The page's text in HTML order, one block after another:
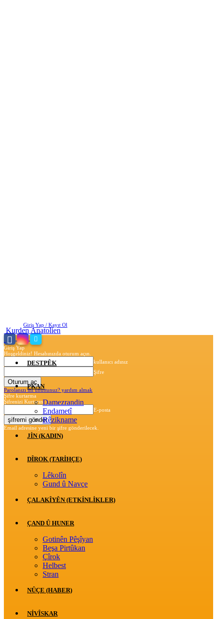
Giriş Yap / Kayıt Ol
Giriş Yap
Hoşgeldiniz! Hesabınızda oturum açın.
kullanıcı adınız
Şifre
Parolanızı mı unuttunuz? yardım almak
Şifre kurtarma
Şifrenizi Kurtarın
E-posta
Email adresine yeni bir şifre gönderilecek.
Kurden Anatolien
DESTPÊK
PKAN
Damezrandin
Endametî
Rêzikname
JİN (KADIN)
DÎROK (TARİHÇE)
Lêkolîn
Gund û Navçe
ÇALAKÎYÊN (ETKINLIKLER)
ÇAND Û HUNER
Gotinên Pêşîyan
Beşa Pirtûkan
Çîrok
Helbest
Stran
NÛÇE (HABER)
NIVÎSKAR